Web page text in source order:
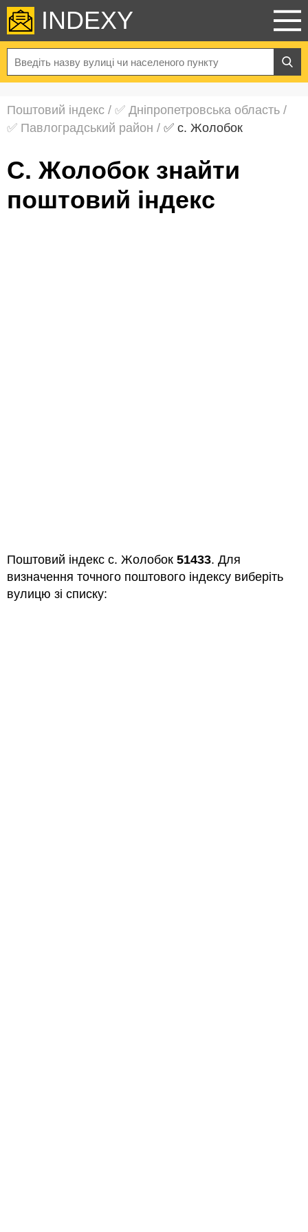
INDEXY
Поштовий індекс / ✅ Дніпропетровська область /
✅ Павлоградський район / ✅ с. Жолобок
с. Жолобок знайти
поштовий індекс
Поштовий індекс с. Жолобок 51433. Для
визначення точного поштового індексу виберіть
вулицю зі списку: